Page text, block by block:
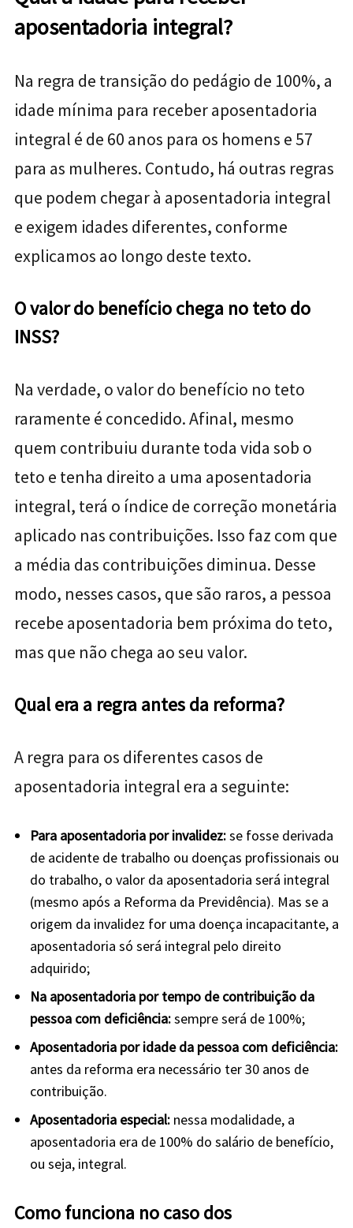
aposentadoria integral?
Na regra de transição do pedágio de 100%, a
idade mínima para receber aposentadoria
integral é de 60 anos para os homens e 57
para as mulheres. Contudo, há outras regras
que podem chegar à aposentadoria integral
e exigem idades diferentes, conforme
explicamos ao longo deste texto.
O valor do benefício chega no teto do
INSS?
Na verdade, o valor do benefício no teto
raramente é concedido. Afinal, mesmo
quem contribuiu durante toda vida sob o
teto e tenha direito a uma aposentadoria
integral, terá o índice de correção monetária
aplicado nas contribuições. Isso faz com que
a média das contribuições diminua. Desse
modo, nesses casos, que são raros, a pessoa
recebe aposentadoria bem próxima do teto,
mas que não chega ao seu valor.
Qual era a regra antes da reforma?
A regra para os diferentes casos de
aposentadoria integral era a seguinte:
Para aposentadoria por invalidez:se fosse derivada
de acidente de trabalho ou doenças profissionais ou
do trabalho, o valor da aposentadoria será integral
(mesmo após a Reforma da Previdência). Mas se a
origem da invalidez for uma doença incapacitante, a
aposentadoria só será integral pelo direito
adquirido;
Na aposentadoria por tempo de contribuição da
pessoa com deficiência:sempre será de 100%;
Aposentadoria por idade da pessoa com deficiência:
antes da reforma era necessário ter 30 anos de
contribuição.
Aposentadoria especial: nessa modalidade, a
aposentadoria era de 100% do salário de benefício,
ou seja, integral.
Como funciona no caso dos